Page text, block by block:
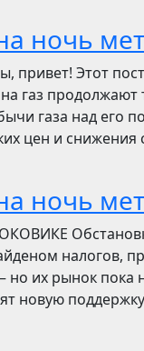
ночь
Этот пост
газ
газа над его
цен и снижения
ночь
налогов,
их рынок пока
новую